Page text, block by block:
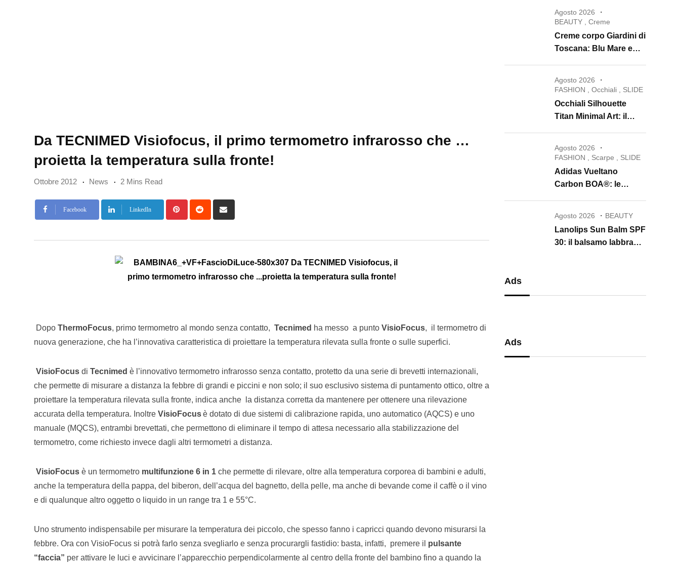
Da TECNIMED Visiofocus, il primo termometro infrarosso che …
proietta la temperatura sulla fronte!
Ottobre 2012 News 2 Mins Read
Facebook LinkedIn PinterestReddit
via
Dopo ThermoFocus, primo termometro al mondo senza contatto, Tecnimed ha messo a punto VisioFocus, il termometro di
nuova generazione, che ha l’innovativa caratteristica di proiettare la temperatura rilevata sulla fronte o sulle superfici.
VisioFocus di Tecnimed è l’innovativo termometro infrarosso senza contatto, protetto da una serie di brevetti internazionali,
che permette di misurare a distanza la febbre di grandi e piccini e non solo; il suo esclusivo sistema di puntamento ottico, oltre a
proiettare la temperatura rilevata sulla fronte, indica anche la distanza corretta da mantenere per ottenere una rilevazione
accurata della temperatura. Inoltre VisioFocusè dotato di due sistemi di calibrazione rapida, uno automatico (AQCS) e uno
manuale (MQCS), entrambi brevettati, che permettono di eliminare il tempo di attesa necessario alla stabilizzazione del
termometro, come richiesto invece dagli altri termometri a distanza.
VisioFocus è un termometro multifunzione 6 in 1 che permette di rilevare, oltre alla temperatura corporea di bambini e adulti,
anche la temperatura della pappa, del biberon, dell’acqua del bagnetto, della pelle, ma anche di bevande come il caffè o il vino
e di qualunque altro oggetto o liquido in un range tra 1 e 55°C.
Uno strumento indispensabile per misurare la temperatura dei piccolo, che spesso fanno i capricci quando devono misurarsi la
febbre. Ora con VisioFocus si potrà farlo senza svegliarlo e senza procurargli fastidio: basta, infatti, premere il pulsante
“faccia” per attivare le luci e avvicinare l’apparecchio perpendicolarmente al centro della fronte del bambino fino a quando la
Agosto 2026
BEAUTY
Creme
Creme corpo Giardini di
Toscana: Blu Mare e
di lusso
Agosto 2026
FASHION
Occhiali SLIDE
Occhiali Silhouette
Titan Minimal Art: il
conquista il 2026
Agosto 2026
FASHION
Scarpe SLIDE
Adidas Vueltano
Carbon BOA®: le
comfort e massima
precisione
Agosto 2026 BEAUTY
Lanolips Sun Balm SPF
30: il balsamo labbra
Ads
Ads